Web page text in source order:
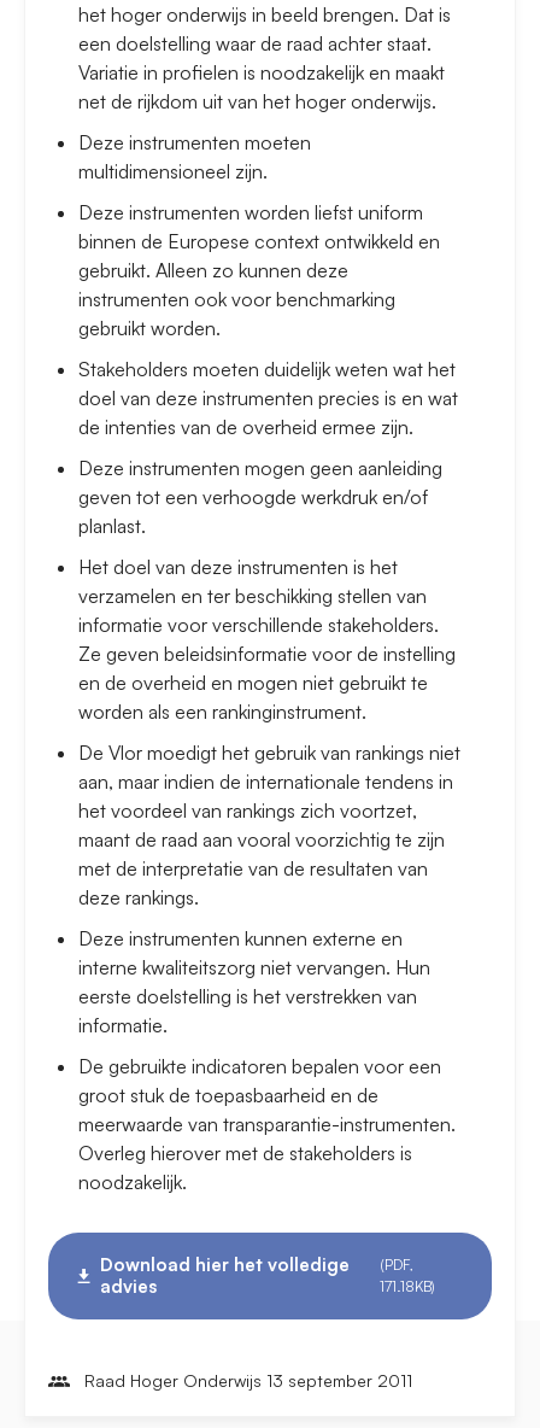
het hoger onderwijs in beeld brengen. Dat is
een doelstelling waar de raad achter staat.
Variatie in profielen is noodzakelijk en maakt
net de rijkdom uit van het hoger onderwijs.
Deze instrumenten moeten
multidimensioneel zijn.
Deze instrumenten worden liefst uniform
binnen de Europese context ontwikkeld en
gebruikt. Alleen zo kunnen deze
instrumenten ook voor benchmarking
gebruikt worden.
Stakeholders moeten duidelijk weten wat het
doel van deze instrumenten precies is en wat
de intenties van de overheid ermee zijn.
Deze instrumenten mogen geen aanleiding
geven tot een verhoogde werkdruk en/of
planlast.
Het doel van deze instrumenten is het
verzamelen en ter beschikking stellen van
informatie voor verschillende stakeholders.
Ze geven beleidsinformatie voor de instelling
en de overheid en mogen niet gebruikt te
worden als een rankinginstrument.
De Vlor moedigt het gebruik van rankings niet
aan, maar indien de internationale tendens in
het voordeel van rankings zich voortzet,
maant de raad aan vooral voorzichtig te zijn
met de interpretatie van de resultaten van
deze rankings.
Deze instrumenten kunnen externe en
interne kwaliteitszorg niet vervangen. Hun
eerste doelstelling is het verstrekken van
informatie.
De gebruikte indicatoren bepalen voor een
groot stuk de toepasbaarheid en de
meerwaarde van transparantie-instrumenten.
Overleg hierover met de stakeholders is
noodzakelijk.
Download hier het volledige
advies
(PDF,
171.18KB)
Raad Hoger Onderwijs 13 september 2011